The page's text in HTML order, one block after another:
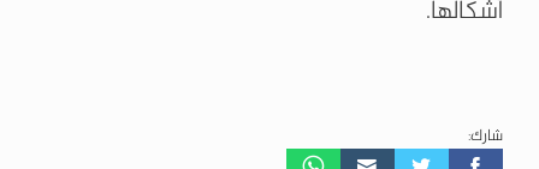
أشكالها.
شارك: